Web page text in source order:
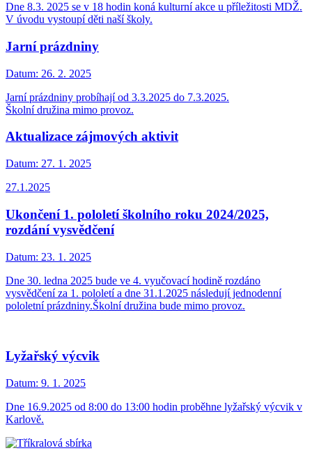
Dne 8.3. 2025 se v 18 hodin koná kulturní akce u příležitosti MDŽ.
V úvodu vystoupí děti naší školy.
Jarní prázdniny
Datum: 26. 2. 2025
Jarní prázdniny probíhají od 3.3.2025 do 7.3.2025.
Školní družina mimo provoz.
Aktualizace zájmových aktivit
Datum: 27. 1. 2025
27.1.2025
Ukončení 1. pololetí školního roku 2024/2025,
rozdání vysvědčení
Datum: 23. 1. 2025
Dne 30. ledna 2025 bude ve 4. vyučovací hodině rozdáno
vysvědčení za 1. pololetí a dne 31.1.2025 následují jednodenní
pololetní prázdniny.Školní družina bude mimo provoz.
Lyžařský výcvik
Datum: 9. 1. 2025
Dne 16.9.2025 od 8:00 do 13:00 hodin proběhne lyžařský výcvik v
Karlově.